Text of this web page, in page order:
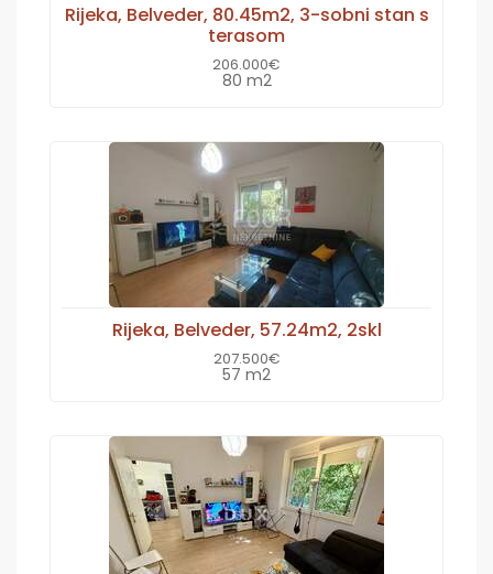
Rijeka, Belveder, 80.45m2, 3-sobni stan s
terasom
206.000€
80 m2
Rijeka, Belveder, 57.24m2, 2skl
207.500€
57 m2